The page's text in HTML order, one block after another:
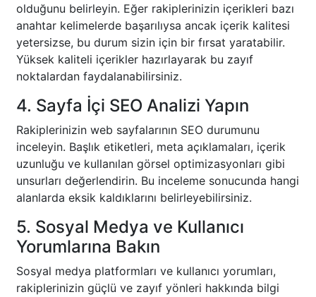
olduğunu belirleyin. Eğer rakiplerinizin içerikleri bazı
anahtar kelimelerde başarılıysa ancak içerik kalitesi
yetersizse, bu durum sizin için bir fırsat yaratabilir.
Yüksek kaliteli içerikler hazırlayarak bu zayıf
noktalardan faydalanabilirsiniz.
4. Sayfa İçi SEO Analizi Yapın
Rakiplerinizin web sayfalarının SEO durumunu
inceleyin. Başlık etiketleri, meta açıklamaları, içerik
uzunluğu ve kullanılan görsel optimizasyonları gibi
unsurları değerlendirin. Bu inceleme sonucunda hangi
alanlarda eksik kaldıklarını belirleyebilirsiniz.
5. Sosyal Medya ve Kullanıcı
Yorumlarına Bakın
Sosyal medya platformları ve kullanıcı yorumları,
rakiplerinizin güçlü ve zayıf yönleri hakkında bilgi